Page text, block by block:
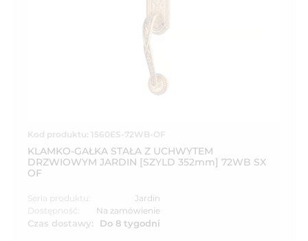
Kod produktu: 1560ES-72WB-OF
KLAMKO-GAŁKA STAŁA Z UCHWYTEM
DRZWIOWYM JARDIN [SZYLD 352mm] 72WB SX
OF
Seria produktu:
Jardin
Dostępność:
Na zamówienie
Czas dostawy: Do 8 tygodni